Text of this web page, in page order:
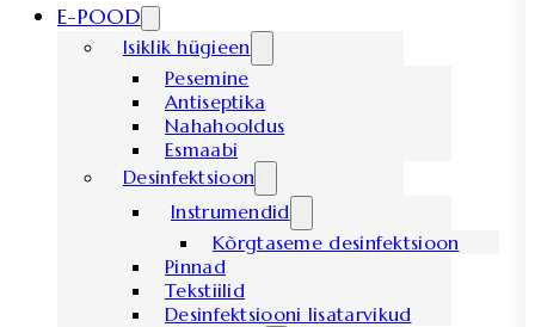
E-POOD
Isiklik hügieen
Pesemine
Antiseptika
Nahahooldus
Esmaabi
Desinfektsioon
Instrumendid
Kõrgtaseme desinfektsioon
Pinnad
Tekstiilid
Desinfektsiooni lisatarvikud